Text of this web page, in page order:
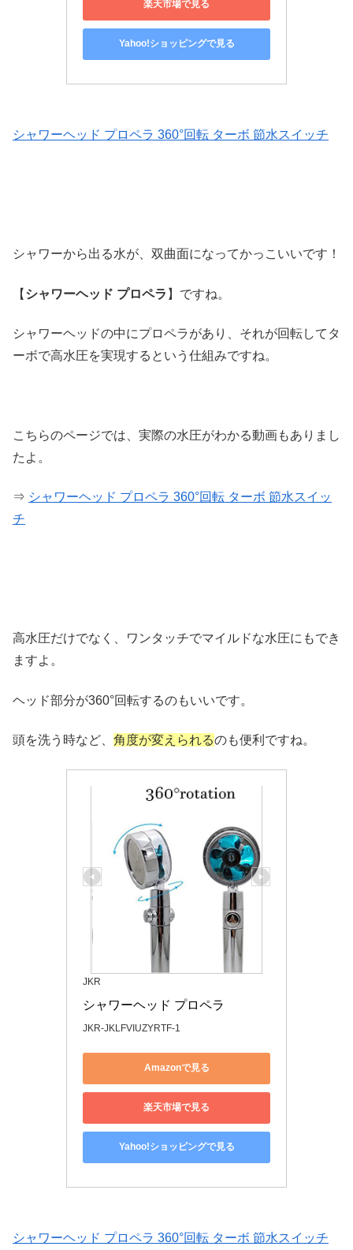
楽天市場で見る
Yahoo!ショッピングで見る
シャワーヘッド プロペラ 360°回転 ターボ 節水スイッチ
シャワーから出る水が、双曲面になってかっこいいです！
【 シャワーヘッド プロペラ 】ですね。
シャワーヘッドの中にプロペラがあり、それが回転してタ
ーボで高水圧を実現するという仕組みですね。
こちらのページでは、実際の水圧がわかる動画もありまし
たよ。
⇒ シャワーヘッド プロペラ 360°回転 ターボ 節水スイッ
チ
高水圧だけでなく、ワンタッチでマイルドな水圧にもでき
ますよ。
ヘッド部分が360°回転するのもいいです。
頭を洗う時など、 角度が変えられるのも便利ですね。
JKR
シャワーヘッド プロペラ
JKR-JKLFVIUZYRTF-1
Amazonで見る
楽天市場で見る
Yahoo!ショッピングで見る
シャワーヘッド プロペラ 360°回転 ターボ 節水スイッチ